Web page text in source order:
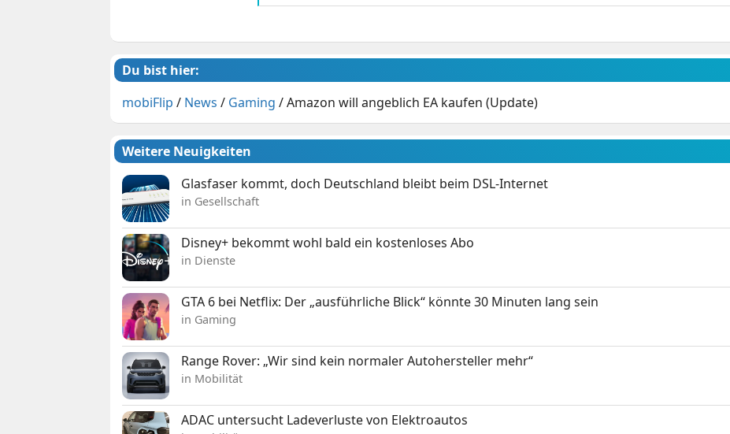
Du bist hier:
mobiFlip / News / Gaming /Amazon will angeblich EA kaufen (Update)
Weitere Neuigkeiten
Glasfaser kommt, doch Deutschland bleibt beim DSL-Internet
in Gesellschaft
Disney+ bekommt wohl bald ein kostenloses Abo
in Dienste
GTA 6 bei Netflix: Der „ausführliche Blick“ könnte 30 Minuten lang sein
in Gaming
Range Rover: „Wir sind kein normaler Autohersteller mehr“
in Mobilität
ADAC untersucht Ladeverluste von Elektroautos